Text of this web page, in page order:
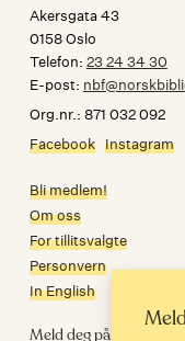
Akersgata 43
0158 Oslo
Telefon: 23 24 34 30
E-post:
Org.nr.: 871 032 092
Facebook Instagram
Bli medlem!
Om oss
For tillitsvalgte
Personvern
In English
Meld deg på nyhetsbrev